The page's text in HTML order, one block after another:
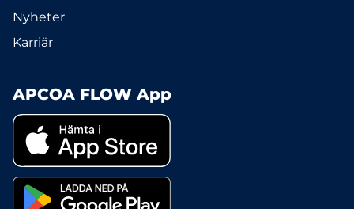
Nyheter
Karriär
APCOA FLOW App